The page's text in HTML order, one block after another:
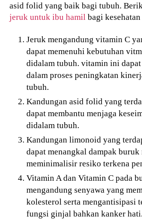
asid folid yang baik bagi tubuh.
jeruk untuk ibu hamil bagi
Jeruk mengandung vitamin C
dapat memenuhi kebutuhan
didalam tubuh. vitamin ini
dalam proses peningkatan
tubuh.
Kandungan asid folid yang
dapat membantu menjaga
didalam tubuh.
Kandungan limonoid yang
dapat menangkal dampak buruk
meminimalisir resiko terkena
Vitamin A dan Vitamin C pada
mengandung senyawa yang
kolesterol serta mengantisipasi
fungsi ginjal bahkan kanker hati.